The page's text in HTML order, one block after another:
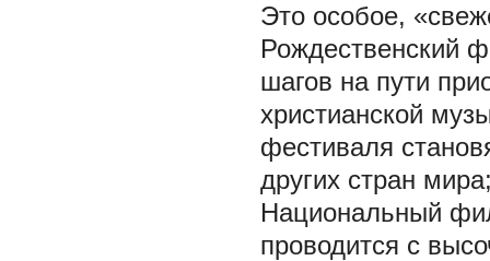
Это особое,
Рождественский
шагов на пути
христианской
фестиваля
других стран
Национальный
проводится с